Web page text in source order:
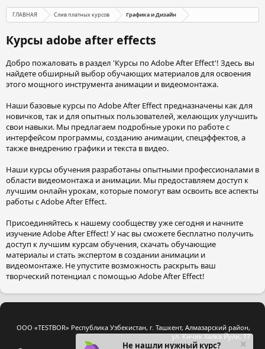
ГЛАВНАЯ Слив платных курсов Графика и Дизайн
Курсы adobe after effects
Добро пожаловать в раздел 'Курсы по Adobe After Effect'! Здесь вы
найдете обширный выбор обучающих материалов для освоения
этого мощного инструмента анимации и видеомонтажа.
Наши базовые курсы по Adobe After Effect предназначены как для
новичков, так и для опытных пользователей, желающих улучшить
свои навыки. Мы предлагаем подробные уроки по работе с
интерфейсом программы, созданию анимации, спецэффектов, а
также внедрению графики и текста в видео.
Наши курсы обучения разработаны опытными профессионалами в
области видеомонтажа и анимации. Мы предоставляем доступ к
лучшим онлайн урокам, которые помогут вам освоить все аспекты
работы с Adobe After Effect.
Присоединяйтесь к нашему сообществу уже сегодня и начните
изучение Adobe After Effect! У нас вы сможете бесплатно получить
доступ к лучшим курсам обучения, скачать обучающие
материалы и стать экспертом в создании анимации и
видеомонтаже. Не упустите возможность раскрыть ваш
творческий потенциал с помощью Adobe After Effect!
ООО «TESTBOR» Республика Узбекистан, г. Ташкент, Алмазарский район,
ул. Кичик Халка Йули, 17
Не нашли нужный курс?